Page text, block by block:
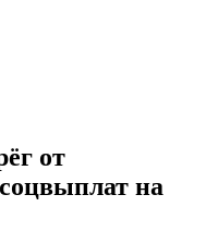
от
на